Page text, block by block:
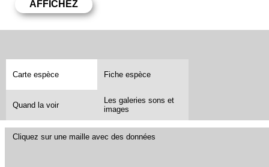
Carte espèce Fiche espèce
Quand la voir
Les galeries sons et
images
Cliquez sur une maille avec des données